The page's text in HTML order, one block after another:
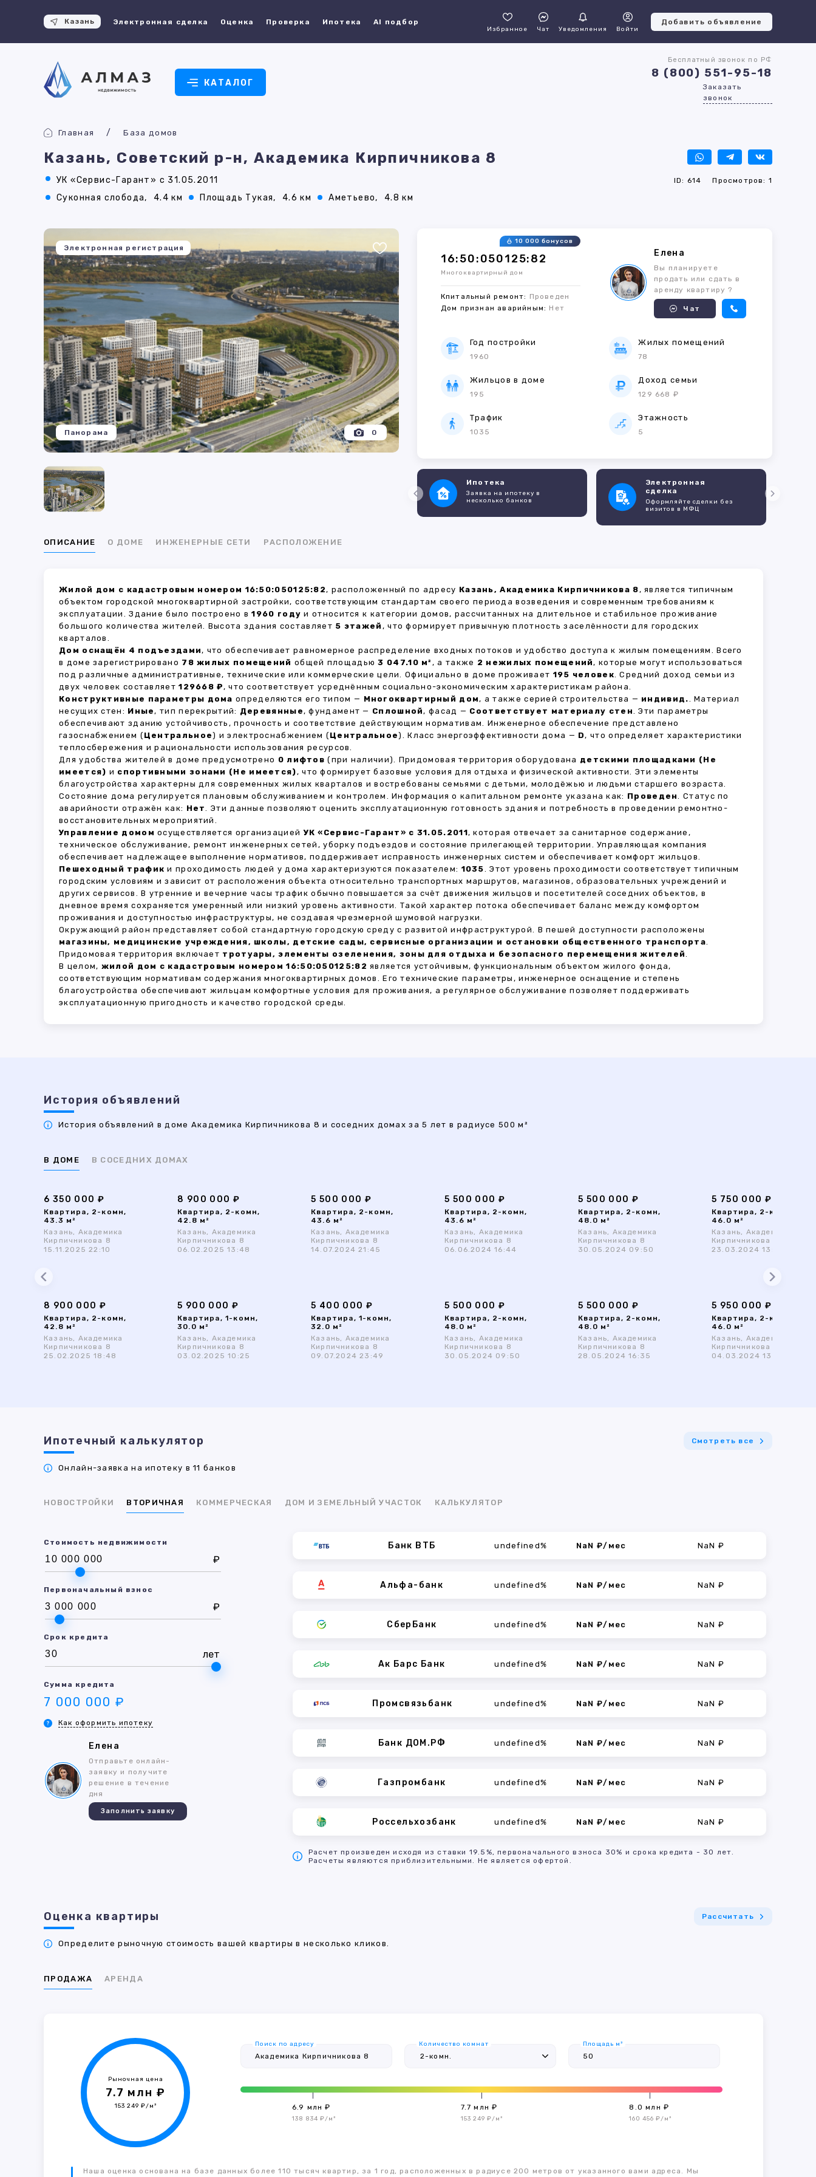
Казань Электронная сделка Оценка Проверка Ипотека AI подбор
Избранное Чат Уведомления Войти
Добавить объявление
КАТАЛОГ
Бесплатный звонок по РФ
8 (800) 551-95-18
Заказать
звонок
Главная База домов
Казань, Советский р-н, Академика Кирпичникова 8
УК «Сервис-Гарант» с 31.05.2011 ID: 614 Просмотров: 1
Суконная слобода, 4.4 км Площадь Тукая, 4.6 км Аметьево, 4.8 км
Электронная регистрация
0
Панорама
16:50:050125:82
10 000 бонусов
Многоквартирный дом
Кпитальный ремонт: Проведен
Дом признан аварийным: Нет
Елена
Вы планируете
продать или сдать в
аренду квартиру ?
Чат
Год постройки
1960
Жилых помещений
78
Жильцов в доме
195
Доход семьи
129 668 ₽
Трафик
1035
Этажность
5
Ипотека
Заявка на ипотеку в
несколько банков
Электронная
сделка
Оформляйте сделки без
визитов в МФЦ
ОПИСАНИЕ О ДОМЕ ИНЖЕНЕРНЫЕ СЕТИ РАСПОЛОЖЕНИЕ
Жилой дом с кадастровым номером 16:50:050125:82, расположенный по адресу Казань, Академика Кирпичникова 8, является типичным
объектом городской многоквартирной застройки, соответствующим стандартам своего периода возведения и современным требованиям к
эксплуатации. Здание было построено в1960 году и относится к категории домов, рассчитанных на длительное и стабильное проживание
большого количества жителей. Высота здания составляет 5 этажей , что формирует привычную плотность заселённости для городских
кварталов.
Дом оснащён 4 подъездами, что обеспечивает равномерное распределение входных потоков и удобство доступа к жилым помещениям. Всего
в доме зарегистрировано 78 жилых помещений общей площадью3 047.10 м² , а также 2 нежилых помещений, которые могут использоваться
под различные административные, технические или коммерческие цели. Официально в доме проживает 195 человек. Средний доход семьи из
двух человек составляет129668 ₽, что соответствует усреднённым социально-экономическим характеристикам района.
Конструктивные параметры дома определяются его типом — Многоквартирный дом, а также серией строительства — индивид.. Материал
несущих стен: Иные, тип перекрытий: Деревянные, фундамент — Сплошной, фасад — Соответствует материалу стен. Эти параметры
обеспечивают зданию устойчивость, прочность и соответствие действующим нормативам. Инженерное обеспечение представлено
газоснабжением (Центральное) и электроснабжением (Центральное). Класс энергоэффективности дома — D, что определяет характеристики
теплосбережения и рациональности использования ресурсов.
Для удобства жителей в доме предусмотрено 0 лифтов (при наличии). Придомовая территория оборудована детскими площадками (Не
имеется) и спортивными зонами (Не имеется), что формирует базовые условия для отдыха и физической активности. Эти элементы
благоустройства характерны для современных жилых кварталов и востребованы семьями с детьми, молодёжью и людьми старшего возраста.
Состояние дома регулируется плановым обслуживанием и контролем. Информация о капитальном ремонте указана как: Проведен. Статус по
аварийности отражён как: Нет. Эти данные позволяют оценить эксплуатационную готовность здания и потребность в проведении ремонтно-
восстановительных мероприятий.
Управление домом осуществляется организациейУК «Сервис-Гарант» с 31.05.2011, которая отвечает за санитарное содержание,
техническое обслуживание, ремонт инженерных сетей, уборку подъездов и состояние прилегающей территории. Управляющая компания
обеспечивает надлежащее выполнение нормативов, поддерживает исправность инженерных систем и обеспечивает комфорт жильцов.
Пешеходный трафик и проходимость людей у дома характеризуются показателем: 1035. Этот уровень проходимости соответствует типичным
городским условиям и зависит от расположения объекта относительно транспортных маршрутов, магазинов, образовательных учреждений и
других сервисов. В утренние и вечерние часы трафик обычно повышается за счёт движения жильцов и посетителей соседних объектов, в
дневное время сохраняется умеренный или низкий уровень активности. Такой характер потока обеспечивает баланс между комфортом
проживания и доступностью инфраструктуры, не создавая чрезмерной шумовой нагрузки.
Окружающий район представляет собой стандартную городскую среду с развитой инфраструктурой. В пешей доступности расположены
магазины, медицинские учреждения, школы, детские сады, сервисные организации и остановки общественного транспорта.
Придомовая территория включает тротуары, элементы озеленения, зоны для отдыха и безопасного перемещения жителей.
В целом, жилой дом с кадастровым номером 16:50:050125:82 является устойчивым, функциональным объектом жилого фонда,
соответствующим нормативам содержания многоквартирных домов. Его технические параметры, инженерное оснащение и степень
благоустройства обеспечивают жильцам комфортные условия для проживания, а регулярное обслуживание позволяет поддерживать
эксплуатационную пригодность и качество городской среды.
История объявлений
История объявлений в доме Академика Кирпичникова 8 и соседних домах за 5 лет в радиусе 500 м²
В ДОМЕ В СОСЕДНИХ ДОМАХ
6 350 000 ₽
Квартира, 2-комн,
43.3 м²
Казань, Академика
Кирпичникова 8
15.11.2025 22:10
8 900 000 ₽
Квартира, 2-комн,
42.8 м²
Казань, Академика
Кирпичникова 8
06.02.2025 13:48
5 500 000 ₽
Квартира, 2-комн,
43.6 м²
Казань, Академика
Кирпичникова 8
14.07.2024 21:45
5 500 000 ₽
Квартира, 2-комн,
43.6 м²
Казань, Академика
Кирпичникова 8
06.06.2024 16:44
5 500 000 ₽
Квартира, 2-комн,
48.0 м²
Казань, Академика
Кирпичникова 8
30.05.2024 09:50
5 750 000 ₽
Квартира, 2-комн,
46.0 м²
Казань, Академика
Кирпичникова 8
23.03.2024 13:39
8 900 000 ₽
Квартира, 2-комн,
42.8 м²
Казань, Академика
Кирпичникова 8
25.02.2025 18:48
5 900 000 ₽
Квартира, 1-комн,
30.0 м²
Казань, Академика
Кирпичникова 8
03.02.2025 10:25
5 400 000 ₽
Квартира, 1-комн,
32.0 м²
Казань, Академика
Кирпичникова 8
09.07.2024 23:49
5 500 000 ₽
Квартира, 2-комн,
48.0 м²
Казань, Академика
Кирпичникова 8
30.05.2024 09:50
5 500 000 ₽
Квартира, 2-комн,
48.0 м²
Казань, Академика
Кирпичникова 8
28.05.2024 16:35
5 950 000 ₽
Квартира, 2-комн,
46.0 м²
Казань, Академика
Кирпичникова 8
04.03.2024 13:41
Ипотечный калькулятор Смотреть все
Онлайн-заявка на ипотеку в 11 банков
НОВОСТРОЙКИ ВТОРИЧНАЯ КОММЕРЧЕСКАЯ ДОМ И ЗЕМЕЛЬНЫЙ УЧАСТОК КАЛЬКУЛЯТОР
Стоимость недвижимости
₽
Первоначальный взнос
₽
Срок кредита
лет
Сумма кредита
7 000 000 ₽
Как оформить ипотеку
Елена
Отправьте онлайн-
заявку и получите
решение в течение
дня
Заполнить заявку
Банк ВТБ undefined% NaN ₽/мес NaN ₽
Альфа-банк undefined% NaN ₽/мес NaN ₽
СберБанк undefined% NaN ₽/мес NaN ₽
Ак Барс Банк undefined% NaN ₽/мес NaN ₽
Промсвязьбанк undefined% NaN ₽/мес NaN ₽
Банк ДОМ.РФ undefined% NaN ₽/мес NaN ₽
Газпромбанк undefined% NaN ₽/мес NaN ₽
Россельхозбанк undefined% NaN ₽/мес NaN ₽
Расчет произведен исходя из ставки 19.5%, первоначального взноса 30% и срока кредита - 30 лет.
Расчеты являются приблизительными. Не является офертой.
Оценка квартиры Рассчитать
Определите рыночную стоимость вашей квартиры в несколько кликов.
ПРОДАЖА АРЕНДА
Рыночная цена
7.7 млн ₽
153 249 ₽/м²
Поиск по адресу Количество комнат Площадь м²
6.9 млн ₽
138 834 ₽/м²
7.7 млн ₽
153 249 ₽/м²
8.0 млн ₽
160 456 ₽/м²
Наша оценка основана на базе данных более 110 тысяч квартир, за 1 год, расположенных в радиусе 200 метров от указанного вами адреса. Мы